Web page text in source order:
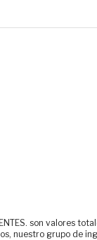
son valores
nuestro grupo de